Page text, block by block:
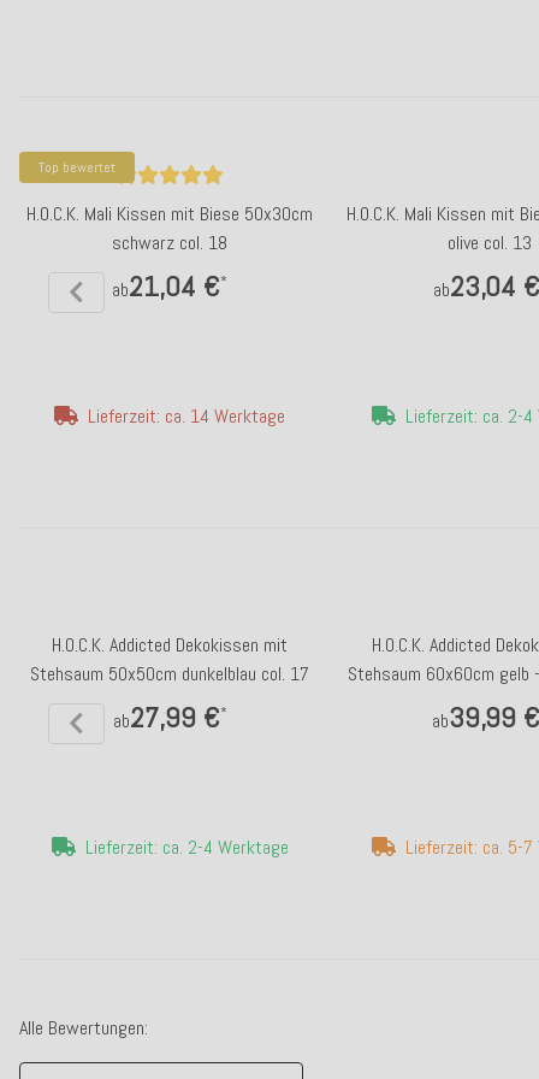
Alle Bewertungen:
Top bewertet
H.O.C.K. Mali Kissen mit Biese 50x30cm
schwarz col. 18
ab21,04 €*
Lieferzeit: ca. 14 Werktage
H.O.C.K. Mali Kissen mit
olive col. 13
ab23,04 €
Lieferzeit: ca. 2-4
H.O.C.K. Addicted Dekokissen mit
Stehsaum 50x50cm dunkelblau col. 17
ab27,99 €*
Lieferzeit: ca. 2-4 Werktage
H.O.C.K. Addicted
Stehsaum 60x60cm gelb
ab39,99 €
Lieferzeit: ca. 5-7